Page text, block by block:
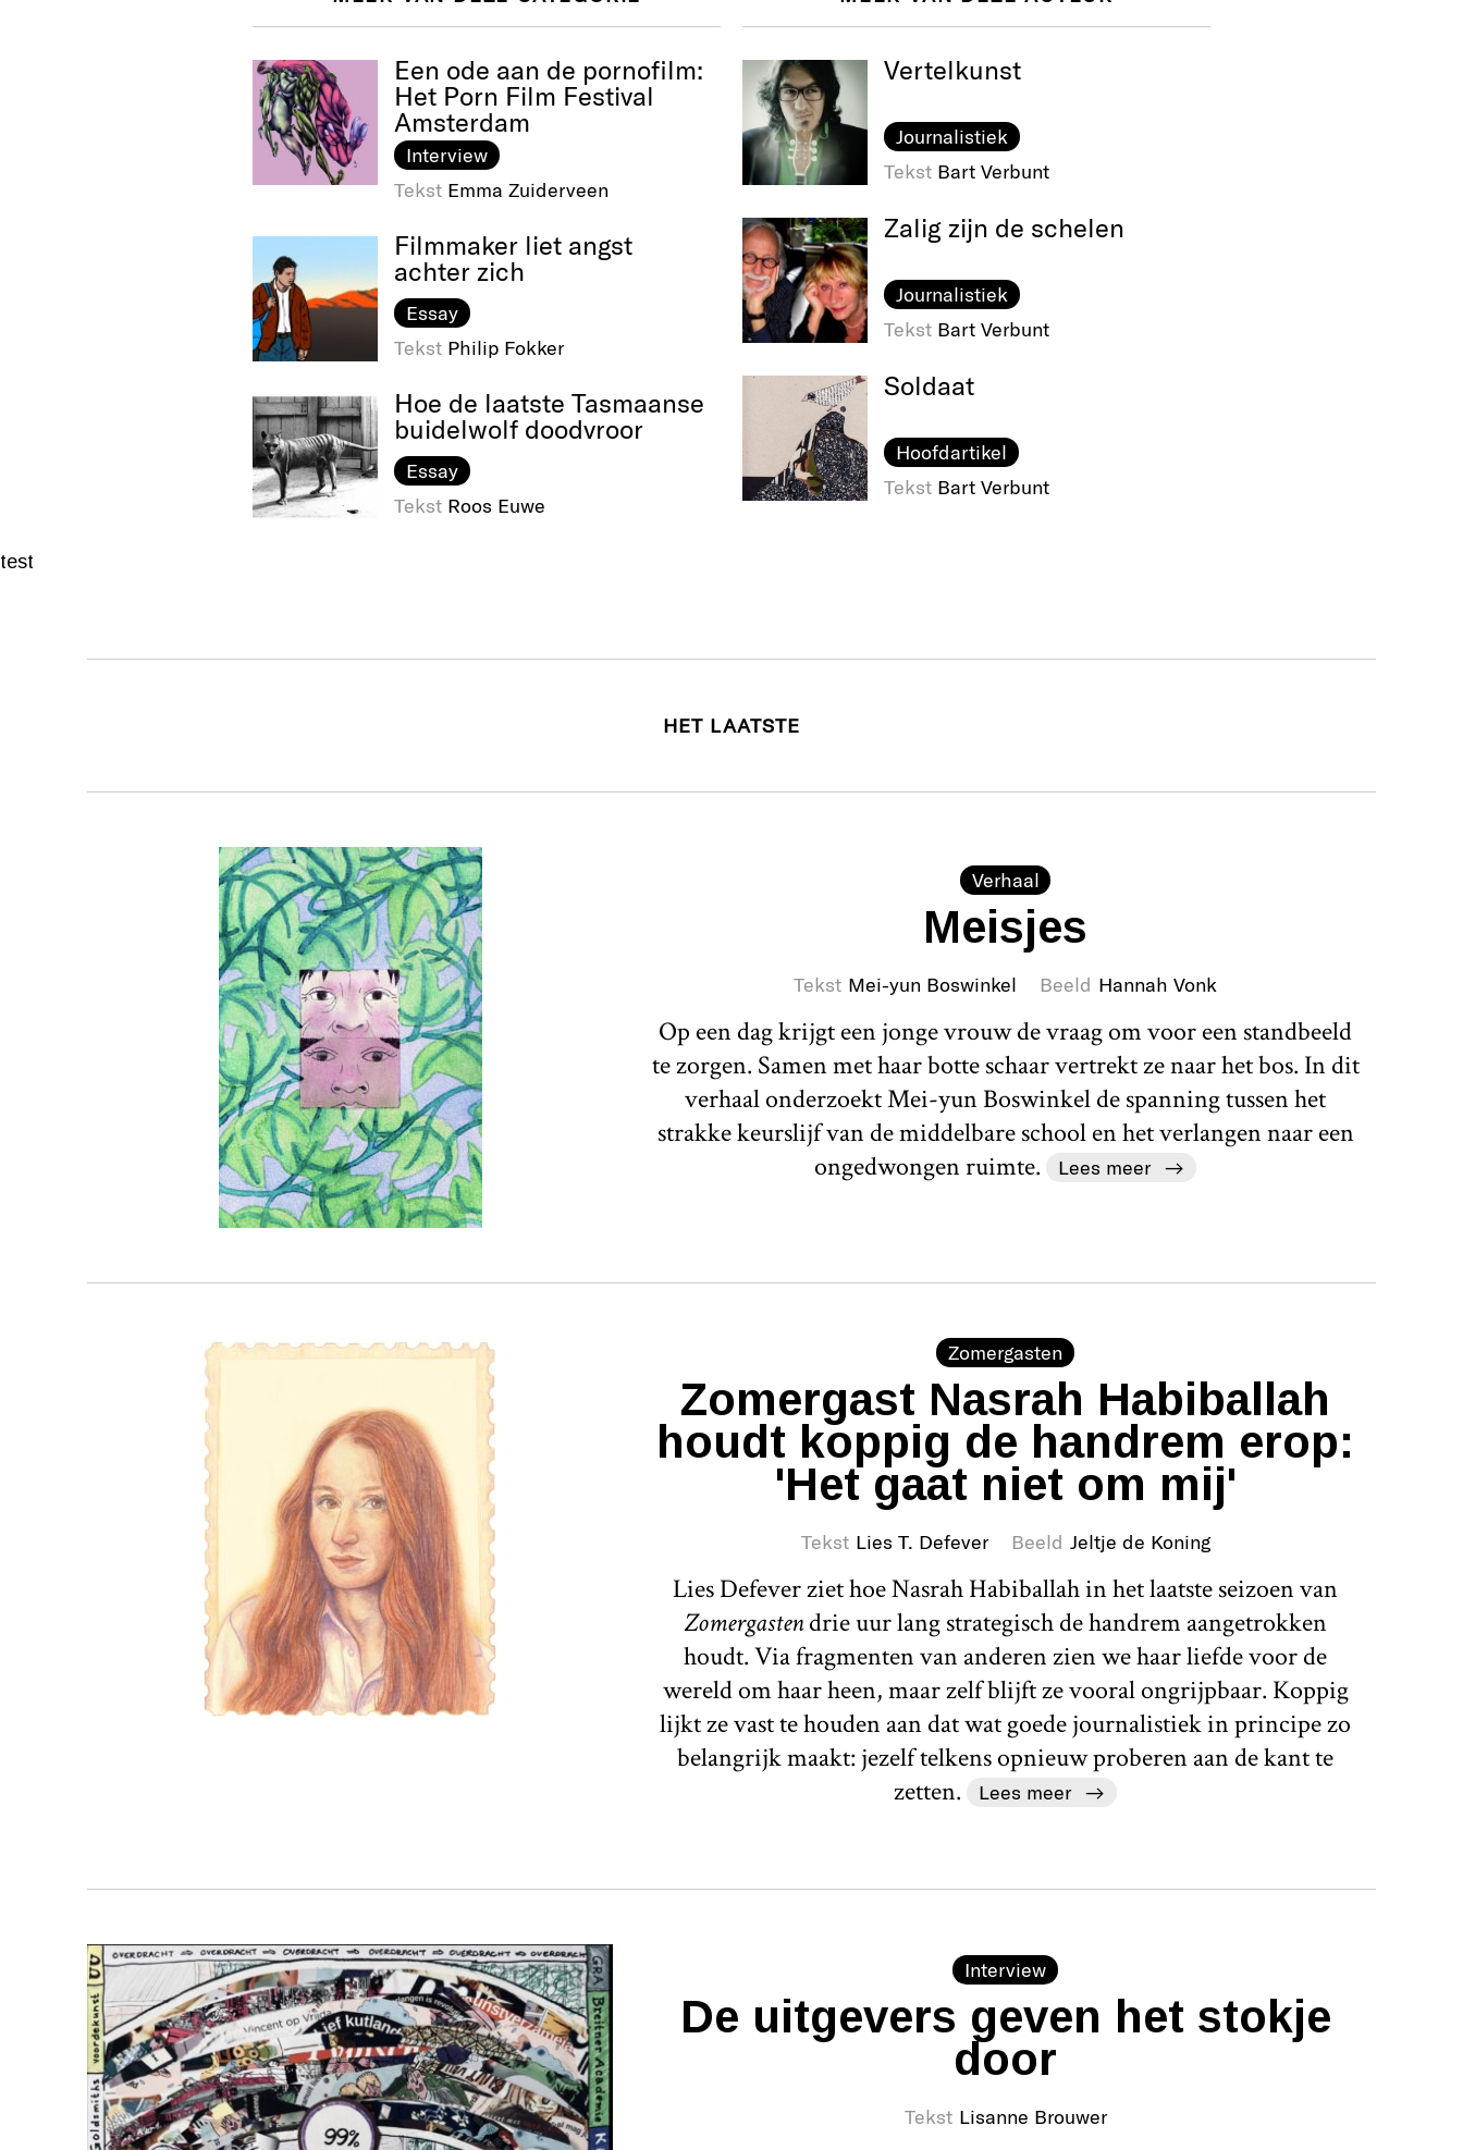
Een ode aan de pornofilm:
Het Porn Film Festival
Amsterdam
Interview
Tekst Emma Zuiderveen
Filmmaker liet angst
achter zich
Essay
Tekst Philip Fokker
Hoe de laatste Tasmaanse
buidelwolf doodvroor
Essay
Tekst Roos Euwe
Vertelkunst
Journalistiek
Tekst Bart Verbunt
Zalig zijn de schelen
Journalistiek
Tekst Bart Verbunt
Soldaat
Hoofdartikel
Tekst Bart Verbunt
test
HET LAATSTE
Verhaal
Meisjes
Tekst Mei-yun Boswinkel Beeld Hannah Vonk
Op een dag krijgt een jonge vrouw de vraag om voor een standbeeld
te zorgen. Samen met haar botte schaar vertrekt ze naar het bos. In dit
verhaal onderzoekt Mei-yun Boswinkel de spanning tussen het
strakke keurslijf van de middelbare school en het verlangen naar een
ongedwongen ruimte.
Lees meer
Zomergasten
Zomergast Nasrah Habiballah
houdt koppig de handrem erop:
'Het gaat niet om mij'
Tekst Lies T. Defever Beeld Jeltje de Koning
Lies Defever ziet hoe Nasrah Habiballah in het laatste seizoen van
Zomergastendrie uur lang strategisch de handrem aangetrokken
houdt. Via fragmenten van anderen zien we haar liefde voor de
wereld om haar heen, maar zelf blijft ze vooral ongrijpbaar. Koppig
lijkt ze vast te houden aan dat wat goede journalistiek in principe zo
belangrijk maakt: jezelf telkens opnieuw proberen aan de kant te
zetten.
Lees meer
Interview
De uitgevers geven het stokje
door
Tekst Lisanne Brouwer